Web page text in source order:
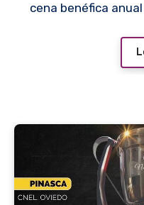
cena benéfica